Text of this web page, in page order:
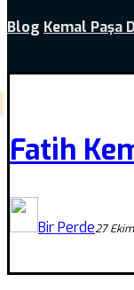
Blog Kemal Paşa
Fatih
Bir Perde27